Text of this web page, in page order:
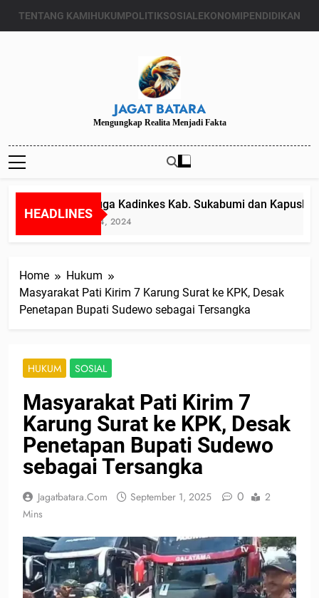
TENTANG KAMIHUKUMPOLITIKSOSIALEKONOMIPENDIDIKAN
JAGAT BATARA
Mengungkap Realita Menjadi Fakta
HEADLINES
Diduga Kadinkes Kab. Sukabumi dan
Juli 24, 2024
Home
Hukum
Masyarakat Pati Kirim 7 Karung Surat ke KPK, Desak
Penetapan Bupati Sudewo sebagai Tersangka
HUKUM SOSIAL
Masyarakat Pati Kirim 7
Karung Surat ke KPK, Desak
Penetapan Bupati Sudewo
sebagai Tersangka
Jagatbatara.com September 1, 2025 0
2
Mins